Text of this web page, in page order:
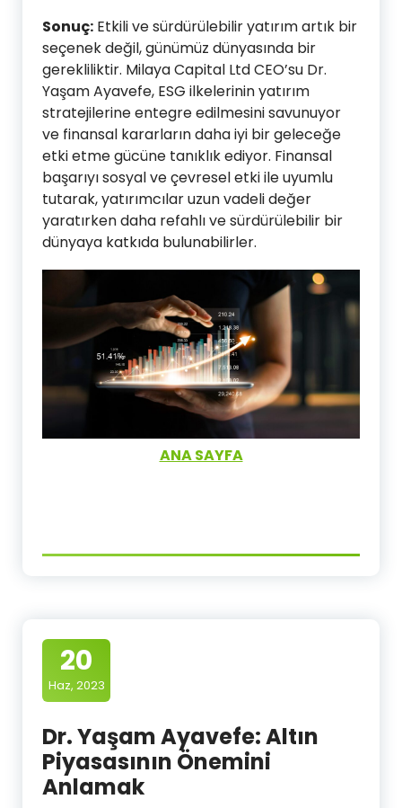
Sonuç: Etkili ve sürdürülebilir yatırım artık bir
seçenek değil, günümüz dünyasında bir
gerekliliktir. Milaya Capital Ltd CEO’su Dr.
Yaşam Ayavefe, ESG ilkelerinin yatırım
stratejilerine entegre edilmesini savunuyor
ve finansal kararların daha iyi bir geleceğe
etki etme gücüne tanıklık ediyor. Finansal
başarıyı sosyal ve çevresel etki ile uyumlu
tutarak, yatırımcılar uzun vadeli değer
yaratırken daha refahlı ve sürdürülebilir bir
dünyaya katkıda bulunabilirler.
ANA SAYFA
20
Haz, 2023
Dr. Yaşam Ayavefe: Altın
Piyasasının Önemini
Anlamak